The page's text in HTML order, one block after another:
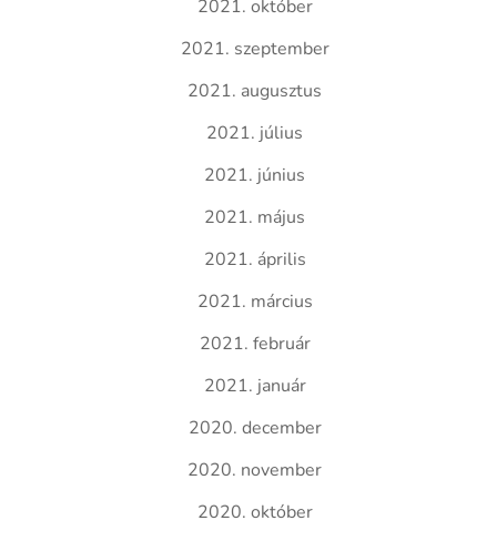
2021. október
2021. szeptember
2021. augusztus
2021. július
2021. június
2021. május
2021. április
2021. március
2021. február
2021. január
2020. december
2020. november
2020. október